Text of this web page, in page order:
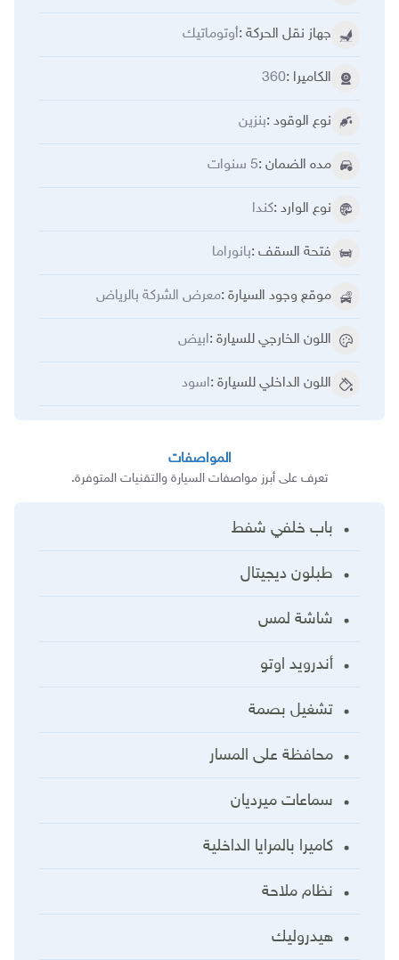
جهاز نقل الحركة :أوتوماتيك
الكاميرا :
360
نوع الوقود :بنزين
مده الضمان :
5 سنوات
نوع الوارد :كندا
فتحة السقف :بانوراما
موقع وجود السيارة :معرض الشركة بالرياض
اللون الخارجي للسيارة :ابيض
اللون الداخلي للسيارة :اسود
المواصفات
تعرف على أبرز مواصفات السيارة والتقنيات المتوفرة.
باب خلفي شفط
طبلون ديجيتال
شاشة لمس
أندرويد اوتو
تشغيل بصمة
محافظة على المسار
سماعات ميرديان
كاميرا بالمرايا الداخلية
نظام ملاحة
هيدروليك